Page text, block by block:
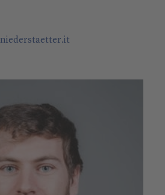
niederstaetter.it